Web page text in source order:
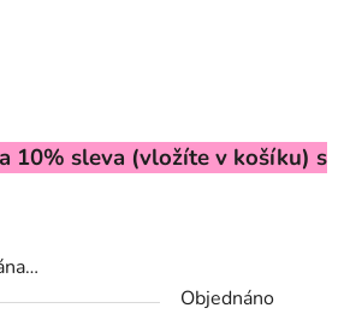
10% sleva (vložíte v košíku) s
Objednáno